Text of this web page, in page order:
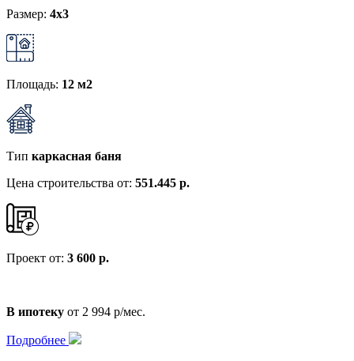
Размер: 4x3
Площадь: 12 м2
Тип каркасная баня
Цена строительства от: 551.445 р.
Проект от: 3 600 р.
В ипотеку от 2 994 р/мес.
Подробнее